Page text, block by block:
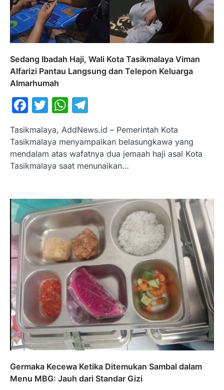
Sedang Ibadah Haji, Wali Kota Tasikmalaya Viman
Alfarizi Pantau Langsung dan Telepon Keluarga
Almarhumah
Facebook
TwitterWhatsApp
Tasikmalaya, AddNews.id – Pemerintah Kota
Tasikmalaya menyampaikan belasungkawa yang
mendalam atas wafatnya dua jemaah haji asal Kota
Tasikmalaya saat menunaikan…
Germaka Kecewa Ketika Ditemukan Sambal dalam
Menu MBG: Jauh dari Standar Gizi